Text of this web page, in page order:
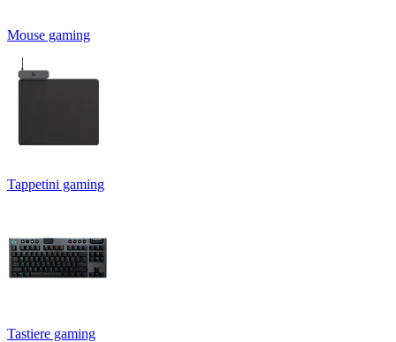
Mouse gaming
Tappetini gaming
Tastiere gaming